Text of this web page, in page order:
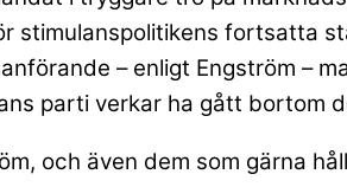
stimulanspolitikens fortsatta
– enligt Engström –
parti verkar ha gått bortom
och även dem som gärna